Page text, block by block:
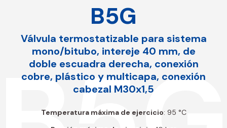
B5G
Válvula termostatizable para sistema
mono/bitubo, intereje 40 mm, de
doble escuadra derecha, conexión
cobre, plástico y multicapa, conexión
cabezal M30x1,5
Temperatura máxima de ejercicio: 95 °C